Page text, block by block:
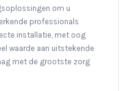
om u
professionals
installatie, met oog
waarde aan uitstekende
met de grootste zorg